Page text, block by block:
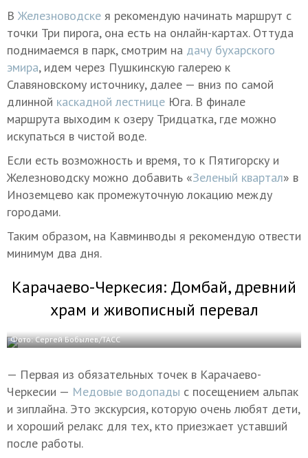
В Железноводске я рекомендую начинать маршрут с
точки Три пирога, она есть на онлайн-картах. Оттуда
поднимаемся в парк, смотрим на дачу бухарского
эмира, идем через Пушкинскую галерею к
Славяновскому источнику, далее — вниз по самой
длинной каскадной лестнице Юга. В финале
маршрута выходим к озеру Тридцатка, где можно
искупаться в чистой воде.
Если есть возможность и время, то к Пятигорску и
Железноводску можно добавить «Зеленый квартал» в
Иноземцево как промежуточную локацию между
городами.
Таким образом, на Кавминводы я рекомендую отвести
минимум два дня.
Карачаево-Черкесия: Домбай, древний
храм и живописный перевал
Фото: Сергей Бобылев/ТАСС
— Первая из обязательных точек в Карачаево-
Черкесии — Медовые водопады с посещением альпак
и зиплайна. Это экскурсия, которую очень любят дети,
и хороший релакс для тех, кто приезжает уставший
после работы.